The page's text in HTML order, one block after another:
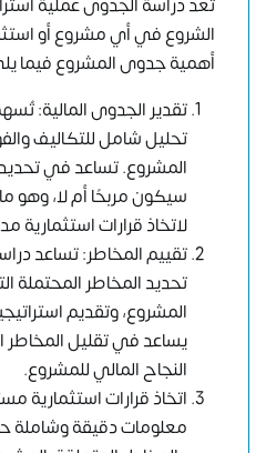
تٌعد دراسة الجدوى عملية
الشروع في أي مشروع أو
أهمية جدوى المشروع فيما
تقدير الجدوى المالية:
تحليل شامل للتكاليف
المشروع. تساعد في
سيكون مربحًا أم لا، وهو ما
لاتخاذ قرارات استثمارية
تقييم المخاطر: تساعد
تحديد المخاطر المحتملة
المشروع، وتقديم
يساعد في تقليل المخاطر
النجاح المالي للمشروع.
اتخاذ قرارات استثمارية
معلومات دقيقة وشاملة